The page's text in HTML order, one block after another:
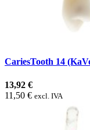
CariesTooth 14
13,92 €
11,50 € excl. IVA